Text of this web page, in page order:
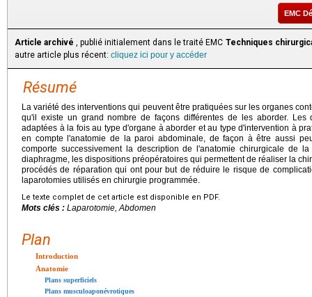
EMC
Article archivé , publié initialement dans le traité EMC Techniques
autre article plus récent: cliquez ici pour y accéder
Résumé
La variété des interventions qui peuvent être pratiquées sur les organes
qu'il existe un grand nombre de façons différentes de les aborder. Les
adaptées à la fois au type d'organe à aborder et au type d'intervention à
en compte l'anatomie de la paroi abdominale, de façon à être aussi
comporte successivement la description de l'anatomie chirurgicale de
diaphragme, les dispositions préopératoires qui permettent de réaliser la
procédés de réparation qui ont pour but de réduire le risque de
laparotomies utilisés en chirurgie programmée.
Le texte complet de cet article est disponible en PDF.
Mots clés : Laparotomie, Abdomen
Plan
Introduction
Anatomie
Plans superficiels
Plans musculoaponévrotiques